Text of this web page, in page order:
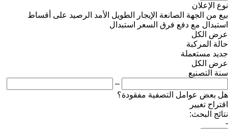
نوع الإعلان
بيع من الجهة الصانعة الإيجار الطويل الأمد الرصيد على أقساط
استبدال مع دفع فرق السعر
استبدال
عرض الكل
حالة المركبة
جديد مستعملة
عرض الكل
سنة التصنيع
–
هل بعض عوامل التصفية مفقودة؟
اقتراح تغيير
نتائج البحث:
-